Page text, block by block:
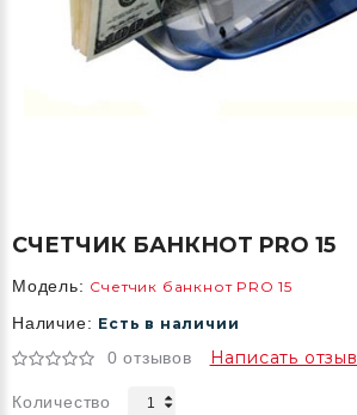
СЧЕТЧИК БАНКНОТ PRO 15
Модель: Счетчик банкнот PRO 15
Наличие: Есть в наличии
0 отзывов Написать отзыв
Количество